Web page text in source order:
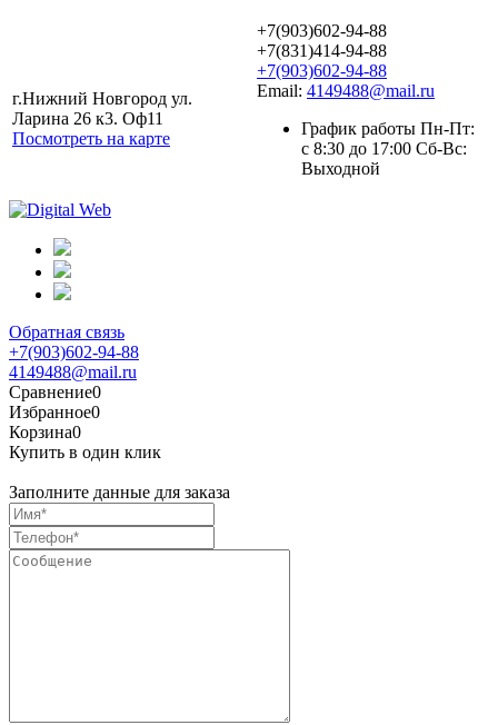
г.Нижний Новгород ул.
Ларина 26 к3. Оф11
Посмотреть на карте
+7(903)602-94-88
+7(831)414-94-88
+7(903)602-94-88
Email: 4149488@mail.ru
График работы Пн-Пт:
с 8:30 до 17:00 Сб-Вс:
Выходной
Обратная связь
+7(903)602-94-88
4149488@mail.ru
Сравнение0
Избранное0
Корзина0
Купить в один клик
Заполните данные для заказа